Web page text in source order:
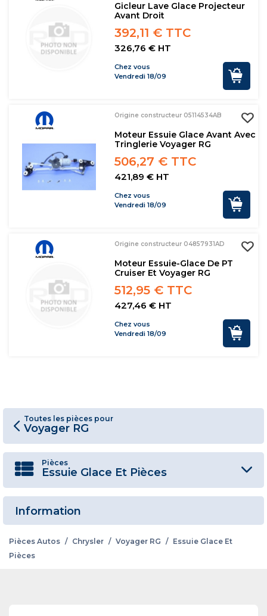
Gicleur Lave Glace Projecteur
Avant Droit
392,11 € TTC
326,76 € HT
Chez vous
Vendredi 18/09
Origine constructeur 05114534AB
Moteur Essuie Glace Avant Avec
Tringlerie Voyager RG
506,27 € TTC
421,89 € HT
Chez vous
Vendredi 18/09
Origine constructeur 04857931AD
Moteur Essuie-Glace De PT
Cruiser Et Voyager RG
512,95 € TTC
427,46 € HT
Chez vous
Vendredi 18/09
Toutes les pièces pour
Voyager RG
Pièces
Essuie Glace Et Pièces
Information
Pièces Autos / Chrysler / Voyager RG / Essuie Glace Et
Pièces